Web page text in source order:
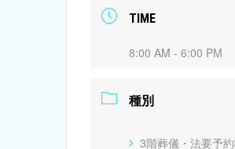
TIME
8:00 AM - 6:00 PM
種別
3階葬儀・法要予